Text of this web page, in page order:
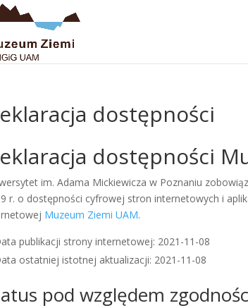
dostępności
dostępności
im. Adama Mickiewicza w Poznaniu
r. o dostępności cyfrowej stron internetowych i
Muzeum Ziemi UAM.
publikacji strony internetowej: 2021-11-08
ostatniej istotnej aktualizacji: 2021-11-08
pod względem